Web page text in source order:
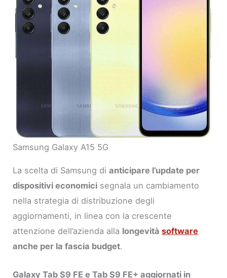
Samsung Galaxy A15 5G
La scelta di Samsung dianticipare l’update per
dispositivi economici segnala un cambiamento
nella strategia di distribuzione degli
aggiornamenti, in linea con la crescente
attenzione dell’azienda alla longevitàsoftware
anche per la fascia budget.
Galaxy Tab S9 FE e Tab S9 FE+ aggiornati in